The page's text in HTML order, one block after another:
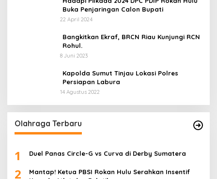
Buka Penjaringan Calon Bupati
22 April 2024
Bangkitkan Ekraf, BRCN Riau Kunjungi RCN
Rohul.
8 Juni 2023
Kapolda Sumut Tinjau Lokasi Polres
Persiapan Labura
14 Agustus 2022
Olahraga Terbaru
1 Duel Panas Circle-G vs Curva di Derby Sumatera
2
Mantap! Ketua PBSI Rokan Hulu Serahkan Insentif